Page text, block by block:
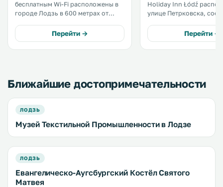
бесплатным Wi-Fi расположены в
городе Лодзь в 600 метрах от
промышленности и в 800 метрах
от торгово-выставочного центра
Lódź MT. .
Перейти →
Holiday Inn Łódź
улице Петрковска,
известна своими
многочисленными
барами и клубами. .
Перейти →
Ближайшие достопримечательности
ЛОДЗЬ
Музей Текстильной Промышленности в Лодзе
ЛОДЗЬ
Евангелическо-Аугсбургский Костёл Святого
Матвея